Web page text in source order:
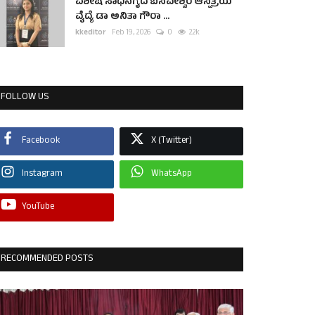
ವೈದ್ಯೆ ಡಾ ಅನಿತಾ ಗೌರಾ ...
kkeditor Feb 19, 2026 0 2.2k
FOLLOW US
Facebook X (Twitter)
Instagram WhatsApp
YouTube
RECOMMENDED POSTS